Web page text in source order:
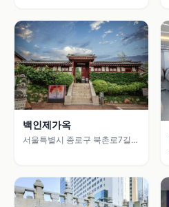
백인제가옥
서울특별시 종로구 북촌로7길